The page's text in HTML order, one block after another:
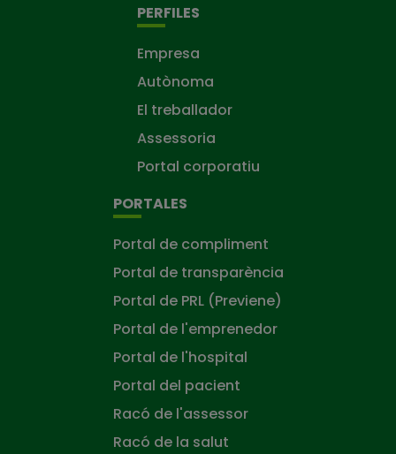
PERFILES
Empresa
Autònoma
El treballador
Assessoria
Portal corporatiu
PORTALES
Portal de compliment
Portal de transparència
Portal de PRL (Previene)
Portal de l'emprenedor
Portal de l'hospital
Portal del pacient
Racó de l'assessor
Racó de la salut